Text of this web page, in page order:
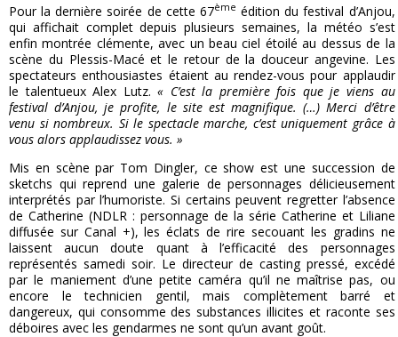
Pour la dernière soirée de cette 67ème édition du festival d’Anjou,
qui affichait complet depuis plusieurs semaines, la météo s’est
enfin montrée clémente, avec un beau ciel étoilé au dessus de la
scène du Plessis-Macé et le retour de la douceur angevine. Les
spectateurs enthousiastes étaient au rendez-vous pour applaudir
le talentueux Alex Lutz.« C’est la première fois que je viens au
festival d’Anjou, je profite, le site est magnifique. (…) Merci d’être
venu si nombreux. Si le spectacle marche, c’est uniquement grâce à
vous alors applaudissez vous. »
Mis en scène par Tom Dingler, ce show est une succession de
sketchs qui reprend une galerie de personnages délicieusement
interprétés par l’humoriste. Si certains peuvent regretter l’absence
de Catherine (NDLR : personnage de la série Catherine et Liliane
diffusée sur Canal +), les éclats de rire secouant les gradins ne
laissent aucun doute quant à l’efficacité des personnages
représentés samedi soir. Le directeur de casting pressé, excédé
par le maniement d’une petite caméra qu’il ne maîtrise pas, ou
encore le technicien gentil, mais complètement barré et
dangereux, qui consomme des substances illicites et raconte ses
déboires avec les gendarmes ne sont qu’un avant goût.